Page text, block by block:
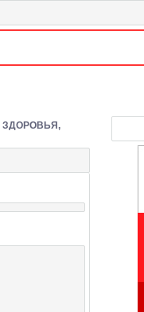
ЗДОРОВЬЯ,